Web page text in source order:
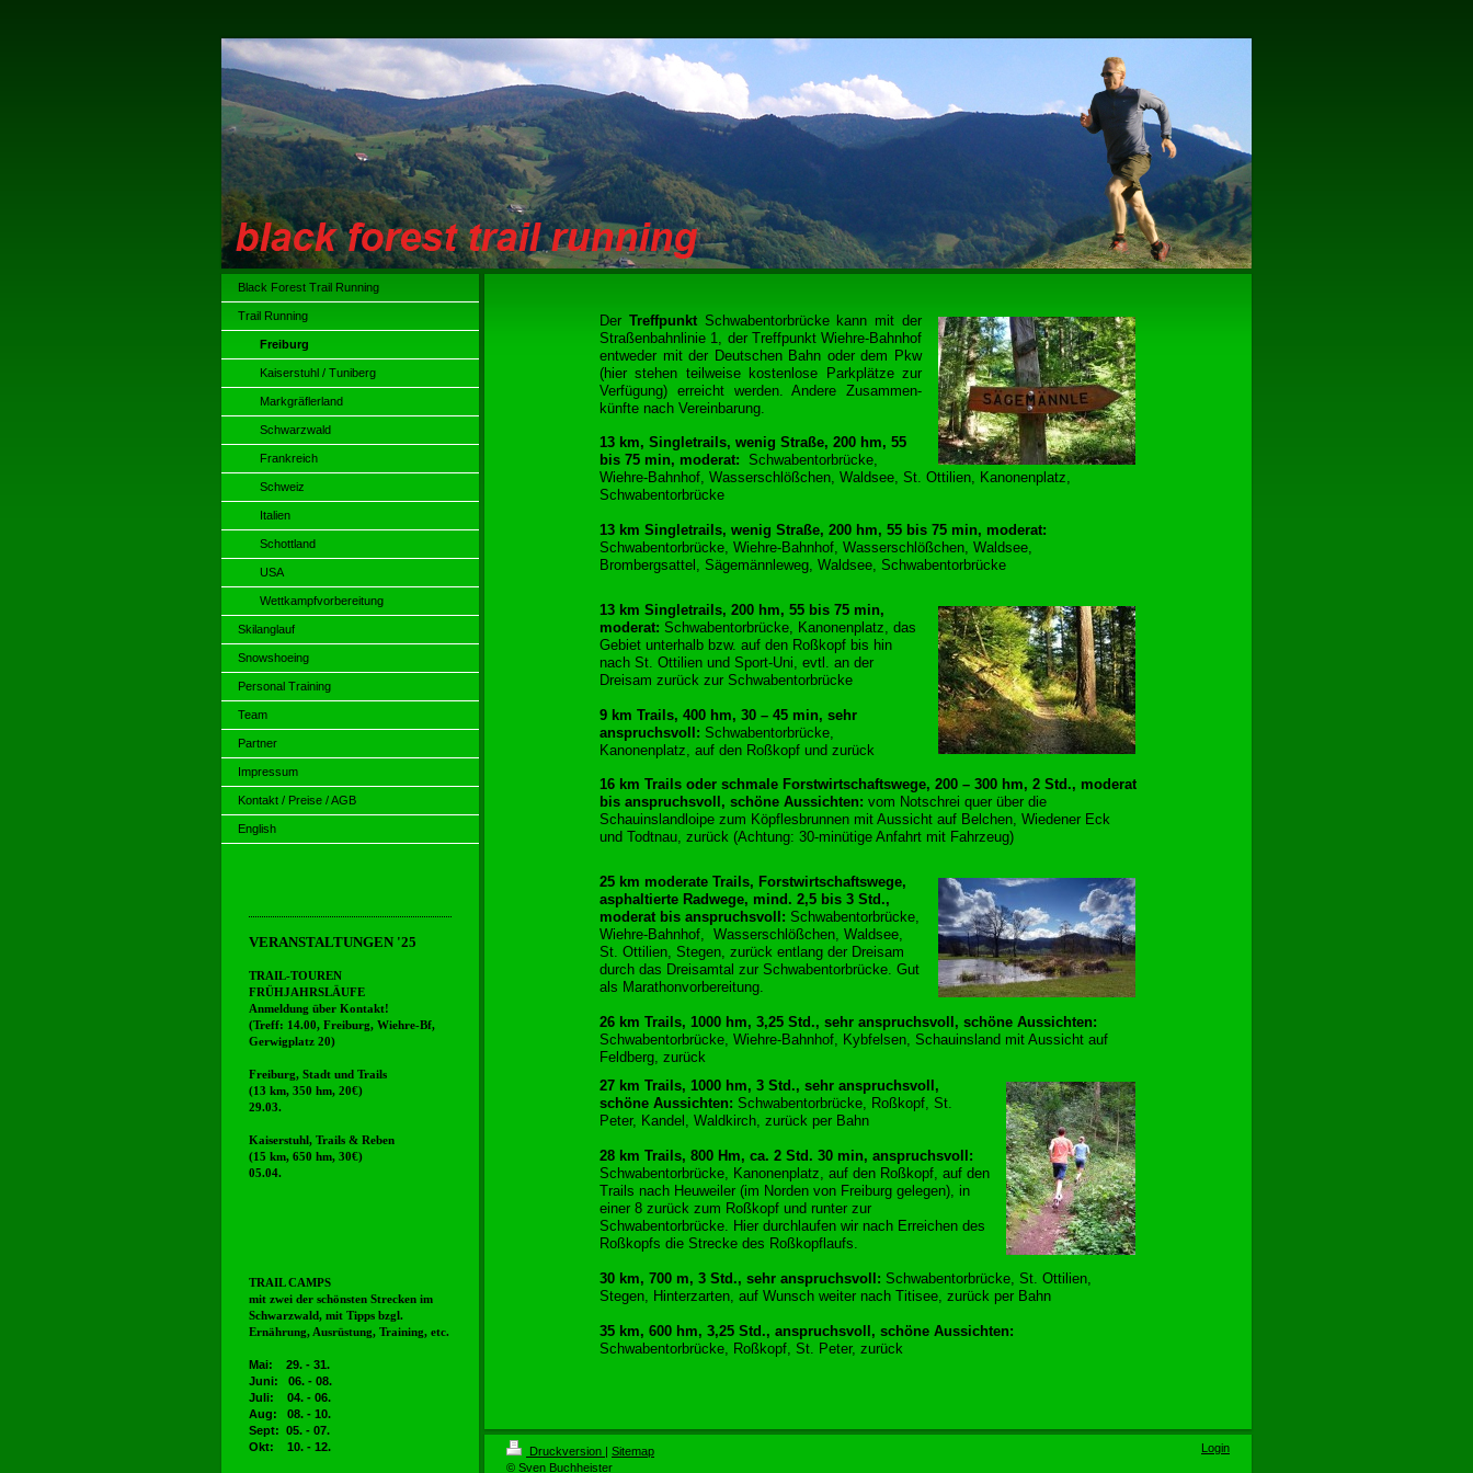
Black Forest Trail Running
Trail Running
Freiburg
Kaiserstuhl / Tuniberg
Markgräflerland
Schwarzwald
Frankreich
Schweiz
Italien
Schottland
USA
Wettkampfvorbereitung
Skilanglauf
Snowshoeing
Personal Training
Team
Partner
Impressum
Kontakt / Preise / AGB
English
VERANSTALTUNGEN '25
TRAIL-TOUREN
FRÜHJAHRSLÄUFE
Anmeldung über Kontakt!
(Treff: 14.00, Freiburg, Wiehre-Bf,
Gerwigplatz 20)
Freiburg, Stadt und Trails
(13 km, 350 hm, 20€)
29.03.
Kaiserstuhl, Trails & Reben
(15 km, 650 hm, 30€)
05.04.
TRAIL CAMPS
mit zwei der schönsten Strecken im
Schwarzwald, mit Tipps bzgl.
Ernährung, Ausrüstung, Training, etc.
Mai: 29. - 31.
Juni: 06. - 08.
Juli: 04. - 06.
Aug: 08. - 10.
Sept: 05. - 07.
Okt: 10. - 12.
Der TreffpunktSchwabentorbrücke kann mit der
Straßenbahnlinie 1, der Treffpunkt Wiehre-Bahnhof
entweder mit der Deutschen Bahn oder dem Pkw
(hier stehen teilweise kostenlose Parkplätze zur
Verfügung) erreicht werden. Andere Zusammen-
künfte nach Vereinbarung.
13 km, Singletrails, wenig Straße, 200 hm, 55
bis 75 min, moderat: Schwabentorbrücke,
Wiehre-Bahnhof, Wasserschlößchen, Waldsee, St. Ottilien, Kanonenplatz,
Schwabentorbrücke
13 km Singletrails, wenig Straße, 200 hm, 55 bis 75 min, moderat:
Schwabentorbrücke, Wiehre-Bahnhof, Wasserschlößchen, Waldsee,
Brombergsattel, Sägemännleweg, Waldsee, Schwabentorbrücke
13 km Singletrails, 200 hm, 55 bis 75 min,
moderat: Schwabentorbrücke, Kanonenplatz, das
Gebiet unterhalb bzw. auf den Roßkopf bis hin
nach St. Ottilien und Sport-Uni, evtl. an der
Dreisam zurück zur Schwabentorbrücke
9 km Trails, 400 hm, 30 – 45 min, sehr
anspruchsvoll: Schwabentorbrücke,
Kanonenplatz, auf den Roßkopf und zurück
16 km Trails oder schmale Forstwirtschaftswege, 200 – 300 hm, 2 Std., moderat
bis anspruchsvoll, schöne Aussichten: vom Notschrei quer über die
Schauinslandloipe zum Köpflesbrunnen mit Aussicht auf Belchen, Wiedener Eck
und Todtnau, zurück (Achtung: 30-minütige Anfahrt mit Fahrzeug)
25 km moderate Trails, Forstwirtschaftswege,
asphaltierte Radwege, mind. 2,5 bis 3 Std.,
moderat bis anspruchsvoll: Schwabentorbrücke,
Wiehre-Bahnhof, Wasserschlößchen, Waldsee,
St. Ottilien, Stegen, zurück entlang der Dreisam
durch das Dreisamtal zur Schwabentorbrücke. Gut
als Marathonvorbereitung.
26 km Trails, 1000 hm, 3,25 Std., sehr anspruchsvoll, schöne Aussichten:
Schwabentorbrücke, Wiehre-Bahnhof, Kybfelsen, Schauinsland mit Aussicht auf
Feldberg, zurück
27 km Trails, 1000 hm, 3 Std., sehr anspruchsvoll,
schöne Aussichten: Schwabentorbrücke, Roßkopf, St.
Peter, Kandel, Waldkirch, zurück per Bahn
28 km Trails, 800 Hm, ca. 2 Std. 30 min, anspruchsvoll:
Schwabentorbrücke, Kanonenplatz, auf den Roßkopf, auf den
Trails nach Heuweiler (im Norden von Freiburg gelegen), in
einer 8 zurück zum Roßkopf und runter zur
Schwabentorbrücke. Hier durchlaufen wir nach Erreichen des
Roßkopfs die Strecke des Roßkopflaufs.
30 km, 700 m, 3 Std., sehr anspruchsvoll: Schwabentorbrücke, St. Ottilien,
Stegen, Hinterzarten, auf Wunsch weiter nach Titisee, zurück per Bahn
35 km, 600 hm, 3,25 Std., anspruchsvoll, schöne Aussichten:
Schwabentorbrücke, Roßkopf, St. Peter, zurück
Druckversion | Sitemap
© Sven Buchheister
Login